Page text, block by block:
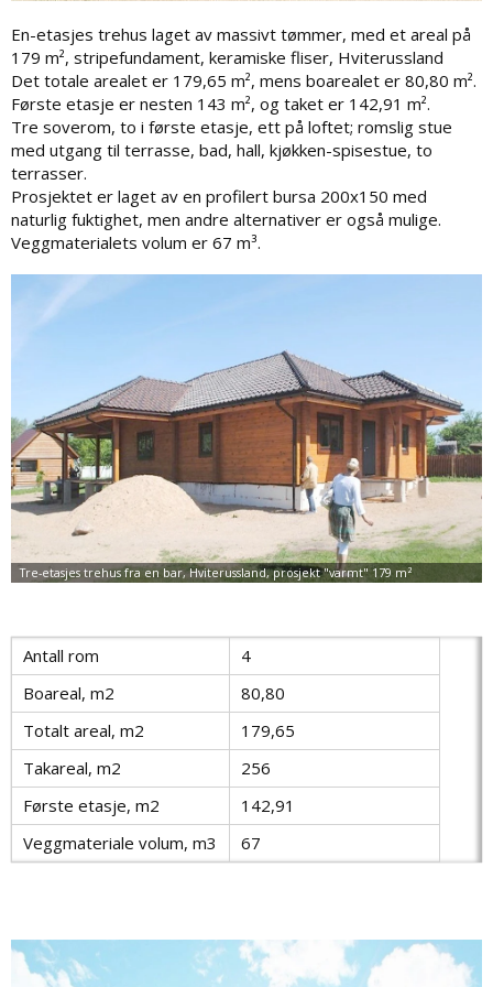
En-etasjes trehus laget av massivt tømmer, med et areal på
179 m², stripefundament, keramiske fliser, Hviterussland
Det totale arealet er 179,65 m², mens boarealet er 80,80 m².
Første etasje er nesten 143 m², og taket er 142,91 m².
Tre soverom, to i første etasje, ett på loftet; romslig stue
med utgang til terrasse, bad, hall, kjøkken-spisestue, to
terrasser.
Prosjektet er laget av en profilert bursa 200x150 med
naturlig fuktighet, men andre alternativer er også mulige.
Veggmaterialets volum er 67 m³.
Antall rom
4
Boareal, m2
80,80
Totalt areal, m2
179,65
Takareal, m2
256
Første etasje, m2
142,91
Veggmateriale volum, m3
67